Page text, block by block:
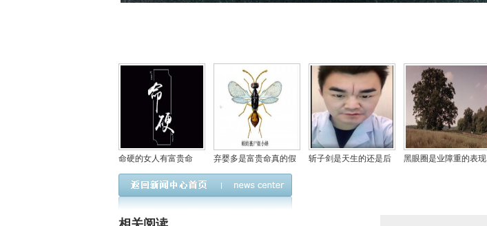
命硬的女人有富贵命
吗，女人命软好还是命
硬好？
弃婴多是富贵命真的假
的，弃婴的命都很硬
斩子剑是天生的还是后
黑眼圈是业障重的表现